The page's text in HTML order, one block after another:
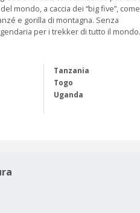
mondo, a caccia dei “big five”,
e gorilla di montagna. Senza
per i trekker di tutto il mondo.
Tanzania
Togo
Uganda